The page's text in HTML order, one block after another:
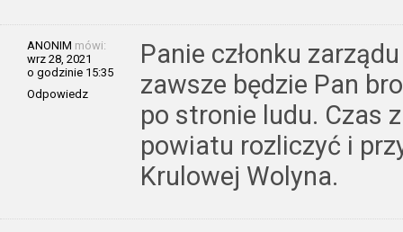
ANONIM mówi:
wrz 28, 2021
o godzinie 15:35
Odpowiedz
Panie członku
zawsze będzie Pan
po stronie ludu. Czas
powiatu rozliczyć i
Krulowej Wolyna.